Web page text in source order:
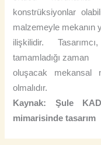
konstrüksiyonlar
malzemeyle mekanın
ilişkilidir.
tamamladığı zaman
oluşacak mekansal
olmalıdır.
Kaynak: Şule
mimarisinde tasarım